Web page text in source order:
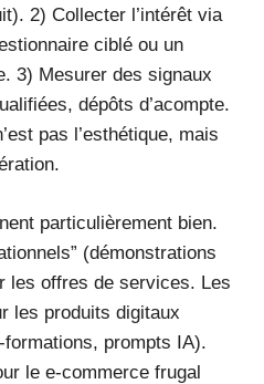
2) Collecter l’intérêt via
ciblé ou un
3) Mesurer des signaux
dépôts d’acompte.
pas l’esthétique, mais
particulièrement bien.
(démonstrations
les offres de services. Les
les produits digitaux
prompts IA).
le e-commerce frugal